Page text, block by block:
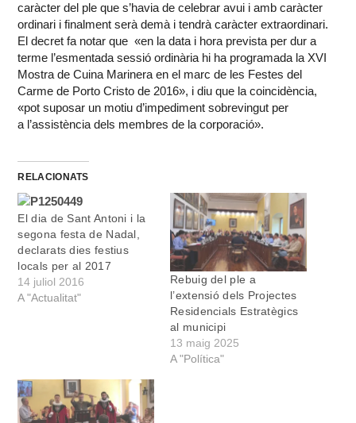
caràcter del ple que s’havia de celebrar avui i amb caràcter
ordinari i finalment serà demà i tendrà caràcter extraordinari.
El decret fa notar que «en la data i hora prevista per dur a
terme l’esmentada sessió ordinària hi ha programada la XVI
Mostra de Cuina Marinera en el marc de les Festes del
Carme de Porto Cristo de 2016», i diu que la coincidència,
«pot suposar un motiu d’impediment sobrevingut per
a l’assistència dels membres de la corporació».
RELACIONATS
El dia de Sant Antoni i la
segona festa de Nadal,
declarats dies festius
locals per al 2017
14 juliol 2016
A "Actualitat"
Rebuig del ple a
l’extensió dels Projectes
Residencials Estratègics
al municipi
13 maig 2025
A "Política"